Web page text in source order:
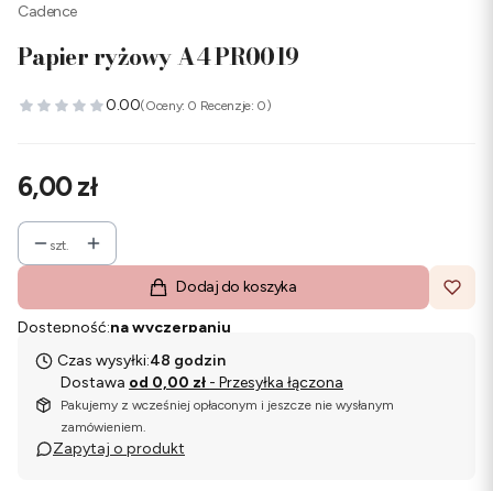
Cadence
Papier ryżowy A4 PR0019
0.00(Oceny: 0 Recenzje: 0)
Cena
6,00 zł
szt.
Dodaj do koszyka
Dostępność:na wyczerpaniu
Czas wysyłki:48 godzin
Dostawa od 0,00 zł - Przesyłka łączona
Pakujemy z wcześniej opłaconym i jeszcze nie wysłanym
zamówieniem.
Zapytaj o produkt